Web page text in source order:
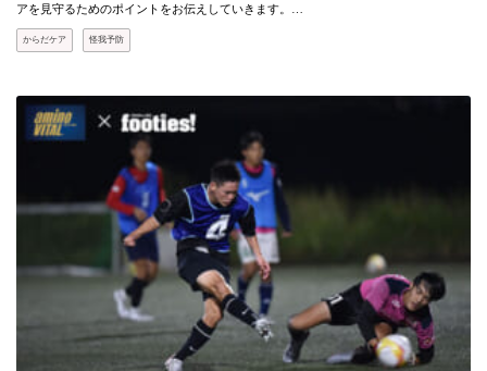
アを見守るためのポイントをお伝えしていきます。…
からだケア 怪我予防